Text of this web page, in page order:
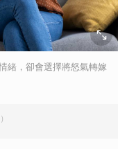
緒，卻會選擇將怒氣轉嫁